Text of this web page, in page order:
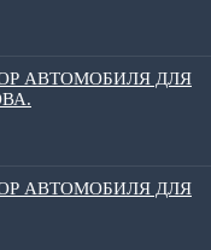
АВТОМОБИЛЯ ДЛЯ
АВТОМОБИЛЯ ДЛЯ